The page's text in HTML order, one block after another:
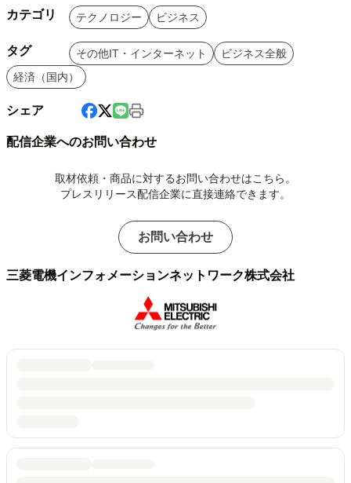
カテゴリ テクノロジー ビジネス
タグ その他IT・インターネット
ビジネス全般
経済（国内）
シェア
配信企業へのお問い合わせ
取材依頼・商品に対するお問い合わせはこちら。
プレスリリース配信企業に直接連絡できます。
お問い合わせ
三菱電機インフォメーションネットワーク株式会社